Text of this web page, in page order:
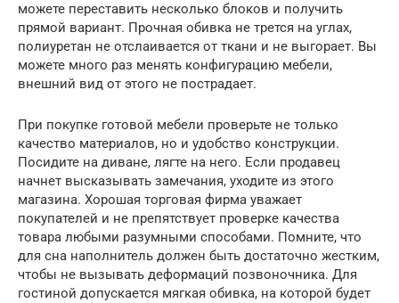
можете переставить несколько блоков и получить
прямой вариант. Прочная обивка не трется на углах,
полиуретан не отслаивается от ткани и не выгорает. Вы
можете много раз менять конфигурацию мебели,
внешний вид от этого не пострадает.
При покупке готовой мебели проверьте не только
качество материалов, но и удобство конструкции.
Посидите на диване, лягте на него. Если продавец
начнет высказывать замечания, уходите из этого
магазина. Хорошая торговая фирма уважает
покупателей и не препятствует проверке качества
товара любыми разумными способами. Помните, что
для сна наполнитель должен быть достаточно жестким,
чтобы не вызывать деформаций позвоночника. Для
гостиной допускается мягкая обивка, на которой будет